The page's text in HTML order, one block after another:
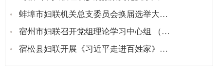
蚌埠市妇联机关总支委员会换届选举大…
宿州市妇联召开党组理论学习中心组 （…
宿松县妇联开展《习近平走进百姓家》…